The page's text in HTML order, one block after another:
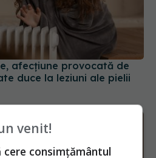
afecțiune provocată de
duce la leziuni ale pielii
venit!
cere consimțământul